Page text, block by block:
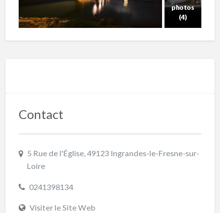
photos
(4)
Contact
5 Rue de l'Église, 49123 Ingrandes-le-Fresne-sur-
Loire
0241398134
Visiter le Site Web